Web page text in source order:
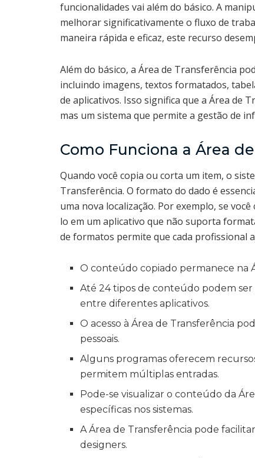
funcionalidades vai além do básico. A
melhorar significativamente o fluxo de
maneira rápida e eficaz, este recurso
Além do básico, a Área de Transferência
incluindo imagens, textos formatados,
de aplicativos. Isso significa que a Área de
mas um sistema que permite a gestão de
Como Funciona a Área
Quando você copia ou corta um item, o
Transferência. O formato do dado é
uma nova localização. Por exemplo, se
lo em um aplicativo que não suporta
de formatos permite que cada profissional
O conteúdo copiado permanece na
Até 24 tipos de conteúdo podem
entre diferentes aplicativos.
O acesso à Área de Transferência
pessoais.
Alguns programas oferecem
permitem múltiplas entradas.
Pode-se visualizar o conteúdo da
específicas nos sistemas.
A Área de Transferência pode
designers.